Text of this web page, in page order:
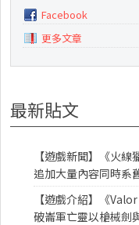
Facebook
更多文章
最新貼文
【遊戲新聞】《火
追加大量內容同時系
【遊戲介紹】《
破崙軍亡靈以槍械劍